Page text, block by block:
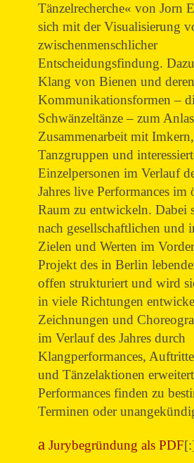
Tänzelrecherche« von Jorn
sich mit der Visualisierung
zwischenmenschlicher
Entscheidungsfindung.
Klang von Bienen und deren
Kommunikationsformen –
Schwänzeltänze – zum
Zusammenarbeit mit
Tanzgruppen und
Einzelpersonen im Verlauf
Jahres live Performances im
Raum zu entwickeln. Dabei
nach gesellschaftlichen und
Zielen und Werten im
Projekt des in Berlin
offen strukturiert und wird
in viele Richtungen
Zeichnungen und
im Verlauf des Jahres durch
Klangperformances,
und Tänzelaktionen
Performances finden zu
Terminen oder
Jurybegründung als PDF